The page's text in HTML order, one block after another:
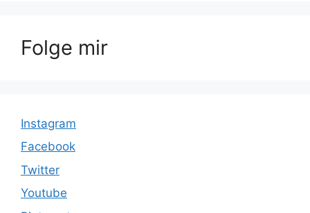
Folge mir
Instagram
Facebook
Twitter
Youtube